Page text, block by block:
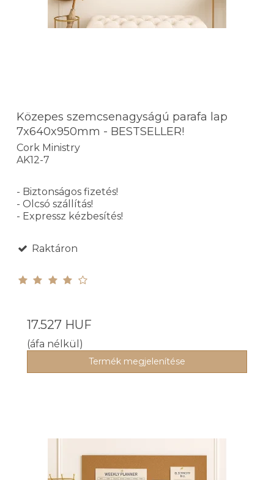
Közepes szemcsenagyságú parafa lap
7x640x950mm - BESTSELLER!
Cork Ministry
AK12-7
- Biztonságos fizetés!
- Olcsó szállítás!
- Expressz kézbesítés!
Raktáron
17.527 HUF
(áfa nélkül)
Termék megjelenítése